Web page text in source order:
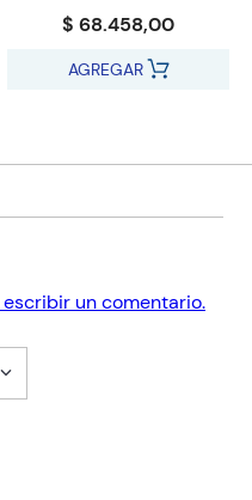
$ 68.458,00
AGREGAR
un comentario.